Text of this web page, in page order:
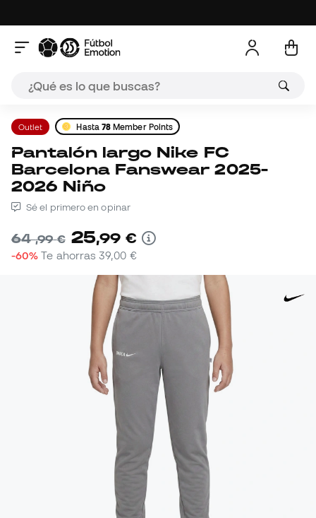
Outlet Hasta 78 Member Points
Pantalón largo Nike FC
Barcelona Fanswear 2025-
2026 Niño
Sé el primero en opinar
64,99 € 25,99 €
-60% Te ahorras39,00 €